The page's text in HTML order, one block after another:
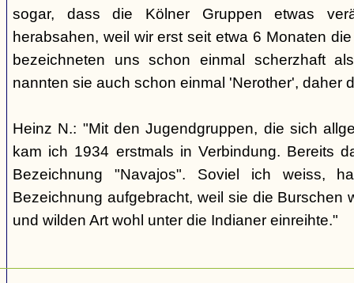
sogar, dass die Kölner Gruppen etwas
herabsahen, weil wir erst seit etwa 6 Monaten
bezeichneten uns schon einmal scherzhaft
nannten sie auch schon einmal 'Nerother', daher
Heinz N.: "Mit den Jugendgruppen, die sich
kam ich 1934 erstmals in Verbindung. Bereits
Bezeichnung "Navajos". Soviel ich weiss,
Bezeichnung aufgebracht, weil sie die Burschen
und wilden Art wohl unter die Indianer einreihte."